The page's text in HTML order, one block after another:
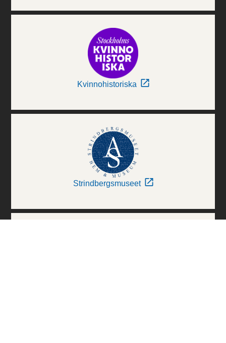
Kvinnohistoriska
Strindbergsmuseet